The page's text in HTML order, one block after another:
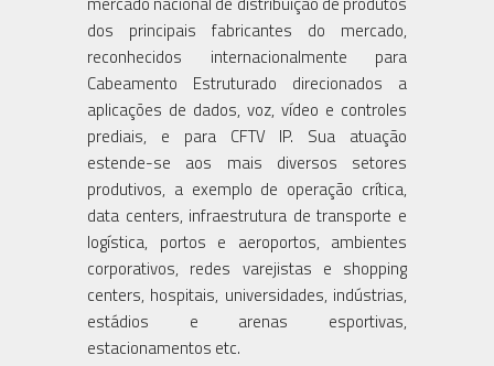
dos principais fabricantes do mercado,
reconhecidos internacionalmente para
Cabeamento Estruturado direcionados a
aplicações de dados, voz, vídeo e controles
prediais, e para CFTV IP. Sua atuação
estende-se aos mais diversos setores
produtivos, a exemplo de operação crítica,
data centers, infraestrutura de transporte e
logística, portos e aeroportos, ambientes
corporativos, redes varejistas e shopping
centers, hospitais, universidades, indústrias,
estádios e arenas esportivas,
estacionamentos etc.